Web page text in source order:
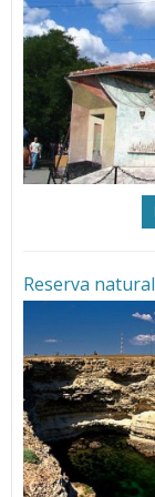
Reserva